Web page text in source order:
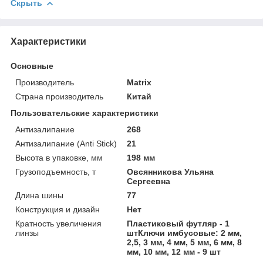
Скрыть
Характеристики
Основные
Производитель
Matrix
Страна производитель
Китай
Пользовательские характеристики
Антизалипание
268
Антизалипание (Anti Stick)
21
Высота в упаковке, мм
198 мм
Грузоподъемность, т
Овсянникова Ульяна
Сергеевна
Длина шины
77
Конструкция и дизайн
Нет
Кратность увеличения
линзы
Пластиковый футляр - 1
штКлючи имбусовые: 2 мм,
2,5, 3 мм, 4 мм, 5 мм, 6 мм, 8
мм, 10 мм, 12 мм - 9 шт